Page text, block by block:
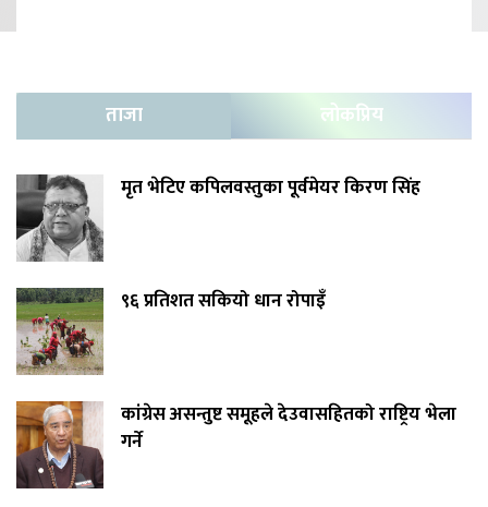
ताजा लोकप्रिय
मृत भेटिए कपिलवस्तुका पूर्वमेयर किरण सिंह
९६ प्रतिशत सकियो धान रोपाइँ
कांग्रेस असन्तुष्ट समूहले देउवासहितको राष्ट्रिय भेला
गर्ने